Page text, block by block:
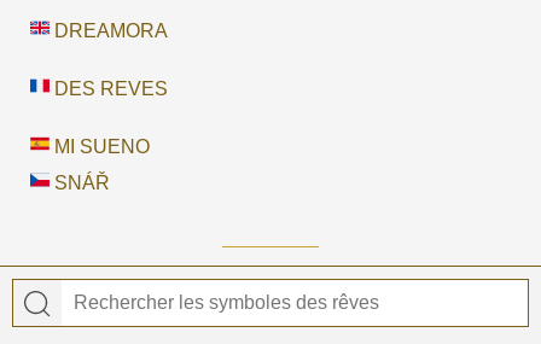
DREAMORA
DES REVES
MI SUENO
SNÁŘ
© 2026 DES REVES